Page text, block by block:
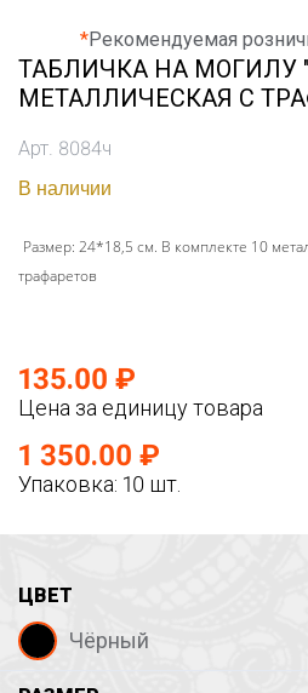
*Рекомендуемая
ТАБЛИЧКА НА МОГИЛУ
МЕТАЛЛИЧЕСКАЯ С
Арт. 8084ч
В наличии
Размер: 24*18,5 см. В комплекте 10
трафаретов
135.00 ₽
Цена за единицу товара
1 350.00 ₽
Упаковка: 10 шт.
ЦВЕТ
Чёрный